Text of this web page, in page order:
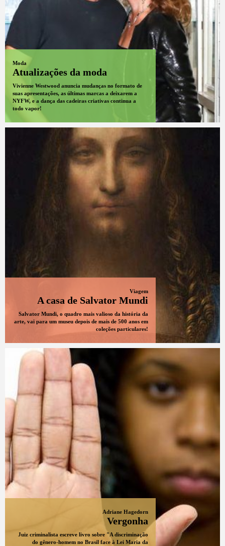
Moda
Atualizações da moda
Vivienne Westwood anuncia mudanças no formato de
suas apresentações, as últimas marcas a deixarem a
NYFW, e a dança das cadeiras criativas continua a
todo vapor!
Viagem
A casa de Salvator Mundi
Salvator Mundi, o quadro mais valioso da história da
arte, vai para um museu depois de mais de 500 anos em
coleções particulares!
Adriane Hagedorn
Vergonha
Juiz criminalista escreve livro sobre "A discriminação
do gênero-homem no Brasil face à Lei Maria da